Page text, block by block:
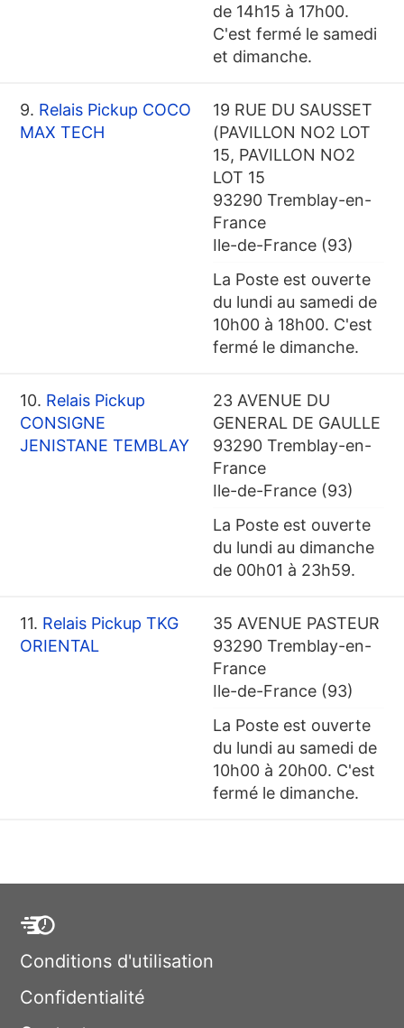
de 14h15 à 17h00.
C'est fermé le samedi
et dimanche.
9. Relais Pickup COCO
MAX TECH
19 RUE DU SAUSSET
(PAVILLON NO2 LOT
15, PAVILLON NO2
LOT 15
93290 Tremblay-en-
France
Ile-de-France (93)
La Poste est ouverte
du lundi au samedi de
10h00 à 18h00. C'est
fermé le dimanche.
10. Relais Pickup
CONSIGNE
JENISTANE TEMBLAY
23 AVENUE DU
GENERAL DE GAULLE
93290 Tremblay-en-
France
Ile-de-France (93)
La Poste est ouverte
du lundi au dimanche
de 00h01 à 23h59.
11. Relais Pickup TKG
ORIENTAL
35 AVENUE PASTEUR
93290 Tremblay-en-
France
Ile-de-France (93)
La Poste est ouverte
du lundi au samedi de
10h00 à 20h00. C'est
fermé le dimanche.
Conditions d'utilisation
Confidentialité